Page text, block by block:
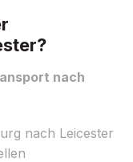
nach
nach Leicester